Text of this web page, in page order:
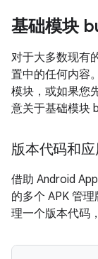
基础模块
对于大多数现有
置中的任何内容
模块，或如果您
意关于基础模块
版本代码和
借助 Android
的多个 APK 管
理一个版本代码